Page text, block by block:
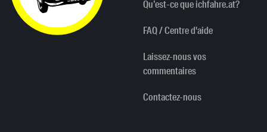
Qu’est-ce que ichfahre.at?
FAQ / Centre d'aide
Laissez-nous vos
commentaires
Contactez-nous